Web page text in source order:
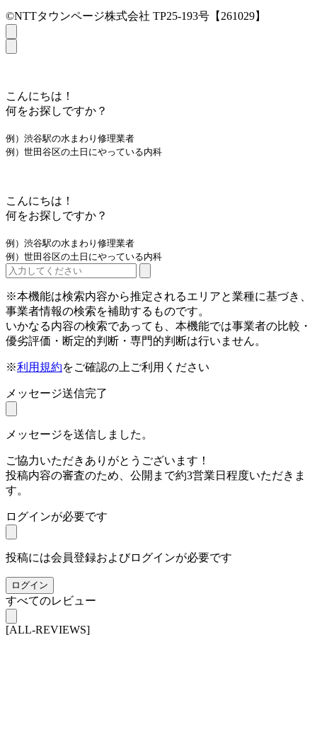
©NTTタウンページ株式会社 TP25-193号【261029】
こんにちは！
何をお探しですか？
例）渋谷駅の水まわり修理業者
例）世田谷区の土日にやっている内科
こんにちは！
何をお探しですか？
例）渋谷駅の水まわり修理業者
例）世田谷区の土日にやっている内科
※本機能は検索内容から推定されるエリアと業種に基づき、
事業者情報の検索を補助するものです。
いかなる内容の検索であっても、本機能では事業者の比較・
優劣評価・断定的判断・専門的判断は行いません。
※利用規約をご確認の上ご利用ください
メッセージ送信完了
メッセージを送信しました。
ご協力いただきありがとうございます！
投稿内容の審査のため、公開まで約3営業日程度いただきま
す。
ログインが必要です
投稿には会員登録およびログインが必要です
ログイン
すべてのレビュー
[ALL-REVIEWS]